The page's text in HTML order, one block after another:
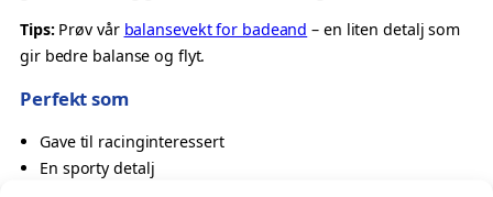
b
i
l
K
v
Tips:Prøv vår balansevekt for badeand – en liten detalj som
gir bedre balanse og flyt.
Perfekt som
Gave til racinginteressert
En sporty detalj